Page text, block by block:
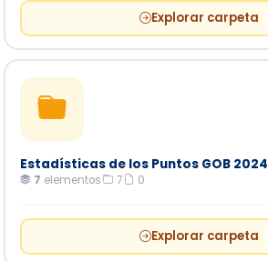
Explorar carpeta
Estadísticas de los Puntos GOB 2024
7 elementos 7· 0
Explorar carpeta